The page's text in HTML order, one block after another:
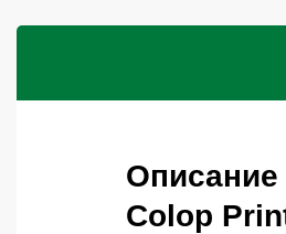
Colop